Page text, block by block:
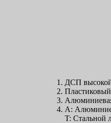
ДСП
A:
T: Стальной